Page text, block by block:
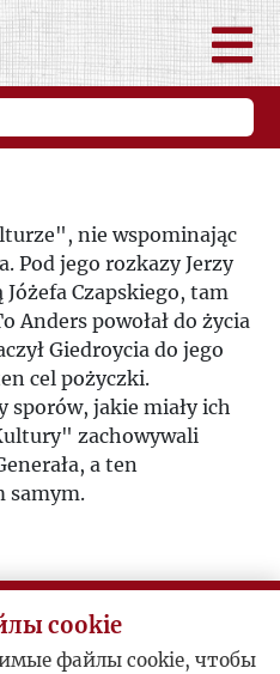
nie wspominając
Pod jego rozkazy Jerzy
Czapskiego, tam
Anders powołał do życia
Giedroycia do jego
cel pożyczki.
sporów, jakie miały ich
zachowywali
a ten
samym.
cookie
файлы cookie, чтобы